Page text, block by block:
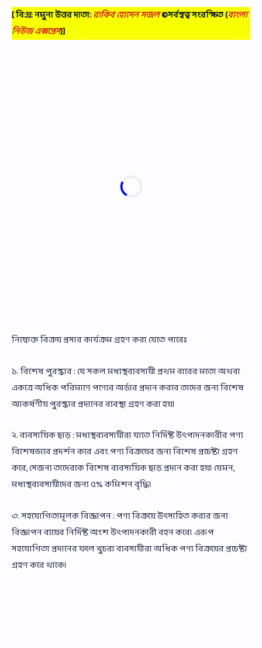
[ বি:দ্র: নমুনা উত্তর দাতা:রাকিব হোসেন সজল©সর্বস্বত্ব সংরক্ষিত(বাংলা
নিউজ এক্সপ্রেস)]
নিম্নোক্ত বিক্রয় প্রসার কার্যক্রম গ্রহণ করা যেতে পারেঃ
১. বিশেষ পুরস্কার : যে সকল মধ্যস্থব্যবসায়ী প্রথম বারের মতো অথবা
একত্রে অধিক পরিমাণে পণ্যের অর্ডার প্রদান করবে তাদের জন্য বিশেষ
আকর্ষণীয় পুরস্কার প্রদানের ব্যবস্থা গ্রহণ করা হয়।
২. ব্যবসায়িক ছাড় : মধ্যস্থব্যবসায়ীরা যাতে নির্দিষ্ট উৎপাদনকারীর পণ্য
বিশেষভাবে প্রদর্শন করে এবং পণ্য বিক্রয়ের জন্য বিশেষ প্রচেষ্টা গ্রহণ
করে, সেজন্য তাদেরকে বিশেষ ব্যবসায়িক ছাড় প্রদান করা হয়। যেমন,
মধ্যস্থব্যবসায়ীদের জন্য ৫% কমিশন বৃদ্ধি।
৩. সহযোগিতামূলক বিজ্ঞাপন : পণ্য বিক্রয়ে উৎসাহিত করার জন্য
বিজ্ঞাপন ব্যয়ের নির্দিষ্ট অংশ উৎপাদনকারী বহন করে। এরূপ
সহযোগিতা প্রদানের ফলে খুচরা ব্যবসায়ীরা অধিক পণ্য বিক্রয়ের প্রচেষ্টা
গ্রহণ করে থাকে।